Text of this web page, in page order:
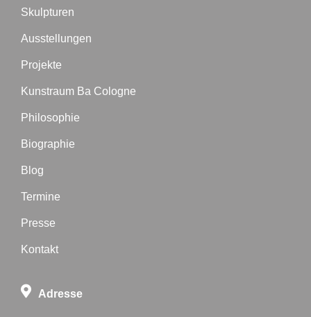
Skulpturen
Ausstellungen
Projekte
Kunstraum Ba Cologne
Philosophie
Biographie
Blog
Termine
Presse
Kontakt
Adresse